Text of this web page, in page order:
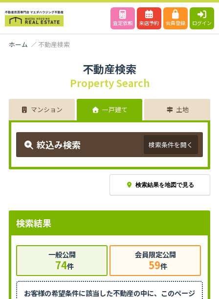
査定依頼 来店予約 会員登録 ログイン
ホーム 不動産検索
不動産検索
Property Search
マンション 一戸建て 土地
絞込み検索 検索条件を開く
検索結果を地図で見る
検索結果
一般公開
74件
会員限定公開
59件
お客様の希望条件に該当した不動産の中に、 このページ